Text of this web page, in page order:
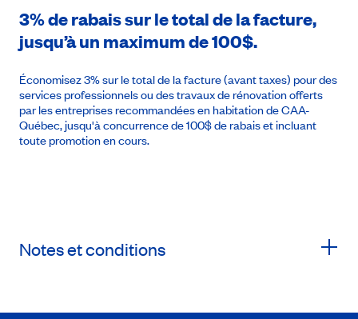
3% de rabais sur le total de la facture,
jusqu’à un maximum de 100$.
Économisez 3% sur le total de la facture (avant taxes) pour des
services professionnels ou des travaux de rénovation offerts
par les entreprises recommandées en habitation de CAA-
Québec, jusqu'à concurrence de 100$ de rabais et incluant
toute promotion en cours.
Notes et conditions